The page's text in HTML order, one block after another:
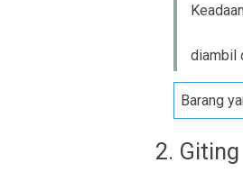
diambil
Barang
2. Giting